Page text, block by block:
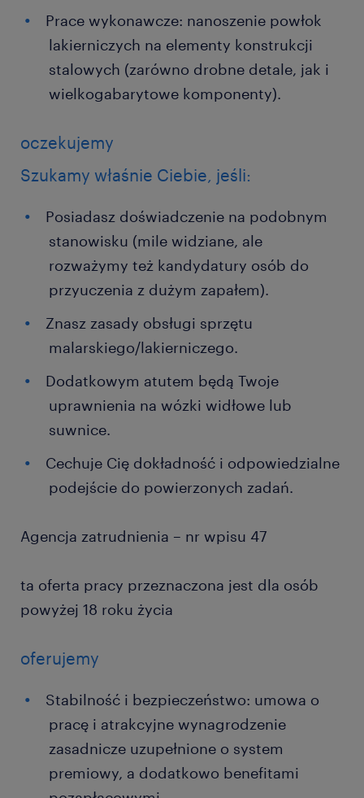
Prace wykonawcze: nanoszenie powłok
lakierniczych na elementy konstrukcji
stalowych (zarówno drobne detale, jak i
wielkogabarytowe komponenty).
oczekujemy
Szukamy właśnie Ciebie, jeśli:
Posiadasz doświadczenie na podobnym
stanowisku (mile widziane, ale
rozważymy też kandydatury osób do
przyuczenia z dużym zapałem).
Znasz zasady obsługi sprzętu
malarskiego/lakierniczego.
Dodatkowym atutem będą Twoje
uprawnienia na wózki widłowe lub
suwnice.
Cechuje Cię dokładność i odpowiedzialne
podejście do powierzonych zadań.
Agencja zatrudnienia – nr wpisu 47
ta oferta pracy przeznaczona jest dla osób
powyżej 18 roku życia
oferujemy
Stabilność i bezpieczeństwo: umowa o
pracę i atrakcyjne wynagrodzenie
zasadnicze uzupełnione o system
premiowy, a dodatkowo benefitami